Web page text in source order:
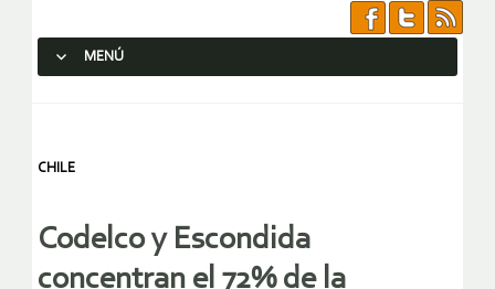
MENÚ
CHILE
Codelco y Escondida
concentran el 72% de la